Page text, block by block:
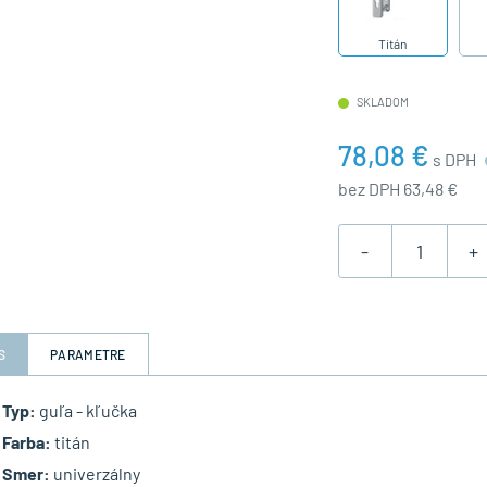
Titán
SKLADOM
78,08 € s DPH
bez DPH 63,48 €
- +
PARAMETRE
Typ: guľa - kľučka
Farba: titán
Smer: univerzálny